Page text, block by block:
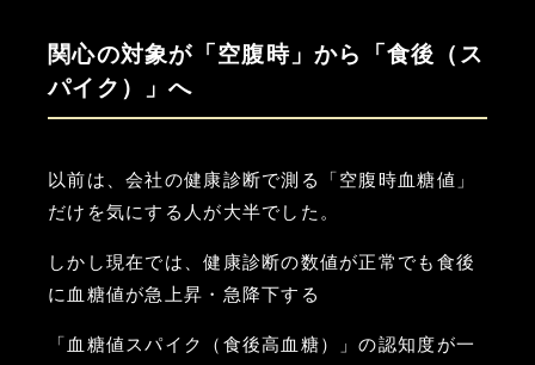
関心の対象が「空腹時」から「食後（ス
パイク）」へ
以前は、会社の健康診断で測る「空腹時血糖値」
だけを気にする人が大半でした。
しかし現在では、健康診断の数値が正常でも食後
に血糖値が急上昇・急降下する
「血糖値スパイク（食後高血糖）」の認知度が一